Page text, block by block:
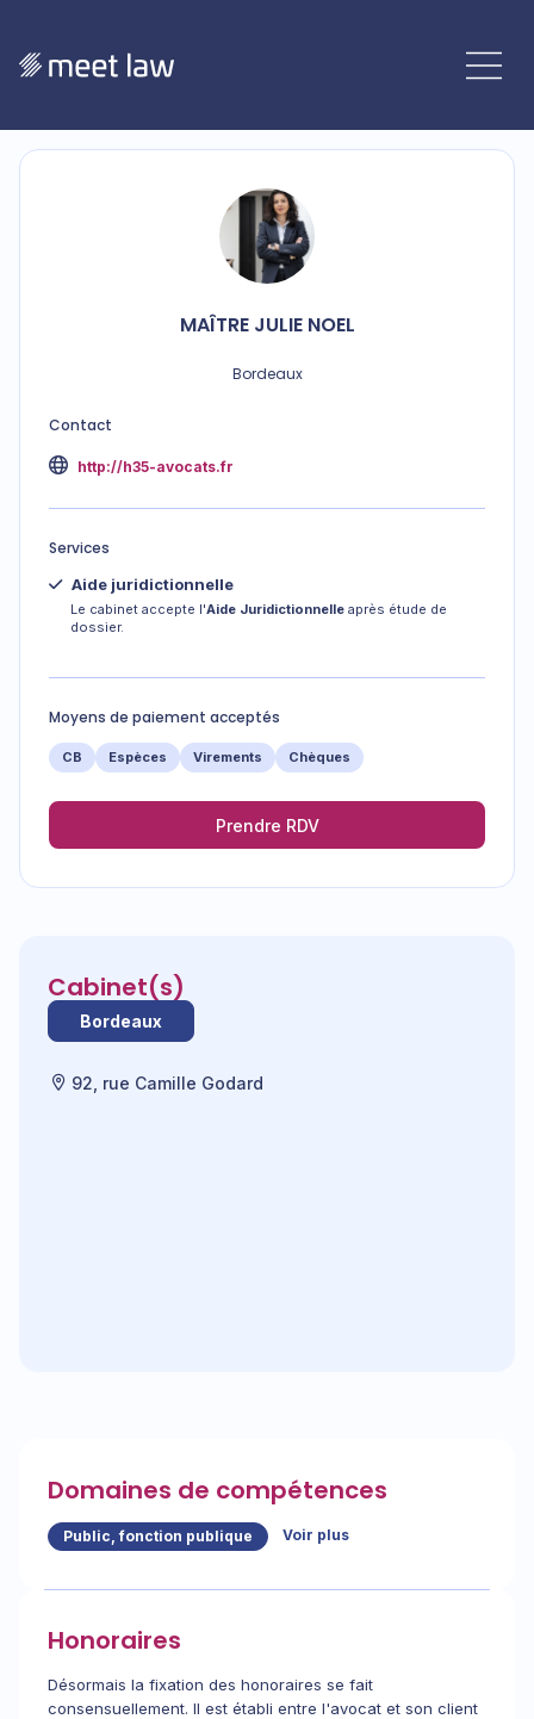
MAÎTRE JULIE NOEL
Bordeaux
Contact
http://h35-avocats.fr
Services
Aide juridictionnelle
Le cabinet accepte l'Aide Juridictionnelle après étude de
dossier.
Moyens de paiement acceptés
CB Espèces Virements Chèques
Prendre RDV
Cabinet(s)
Bordeaux
92, rue Camille Godard
Domaines de compétences
Public, fonction publique Voir plus
Honoraires
Désormais la fixation des honoraires se fait
consensuellement. Il est établi entre l'avocat et son client